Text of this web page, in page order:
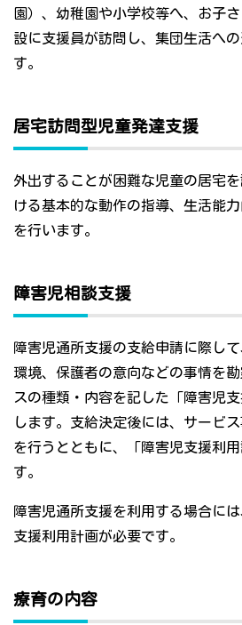
園）、幼稚園や小学校等へ、お子
設に支援員が訪問し、集団生活へ
す。
居宅訪問型児童発達支援
外出することが困難な児童の居宅
ける基本的な動作の指導、生活能
を行います。
障害児相談支援
障害児通所支援の支給申請に際し
環境、保護者の意向などの事情を
スの種類・内容を記した「障害児
します。支給決定後には、サービ
を行うとともに、「障害児支援利
す。
障害児通所支援を利用する場合に
支援利用計画が必要です。
療育の内容